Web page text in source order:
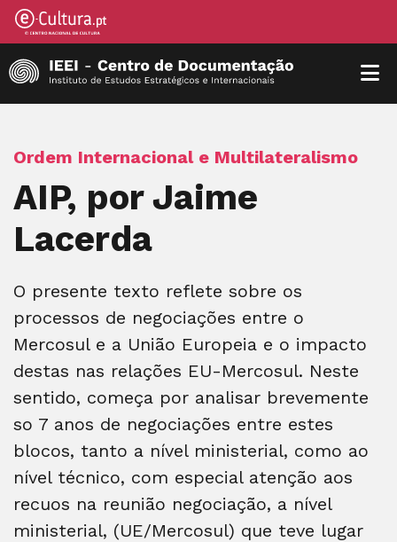
Ordem Internacional e Multilateralismo
AIP, por Jaime
Lacerda
O presente texto reflete sobre os
processos de negociações entre o
Mercosul e a União Europeia e o impacto
destas nas relações EU-Mercosul. Neste
sentido, começa por analisar brevemente
so 7 anos de negociações entre estes
blocos, tanto a nível ministerial, como ao
nível técnico, com especial atenção aos
recuos na reunião negociação, a nível
ministerial, (UE/Mercosul) que teve lugar